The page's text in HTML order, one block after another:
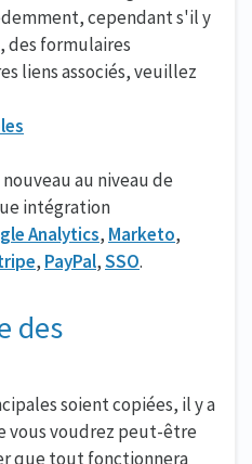
cependant s'il y
des formulaires
liens associés, veuillez
au niveau de
intégration
Analytics, Marketo,
, PayPal,SSO.
des
soient copiées, il y a
vous voudrez peut-être
que tout fonctionnera